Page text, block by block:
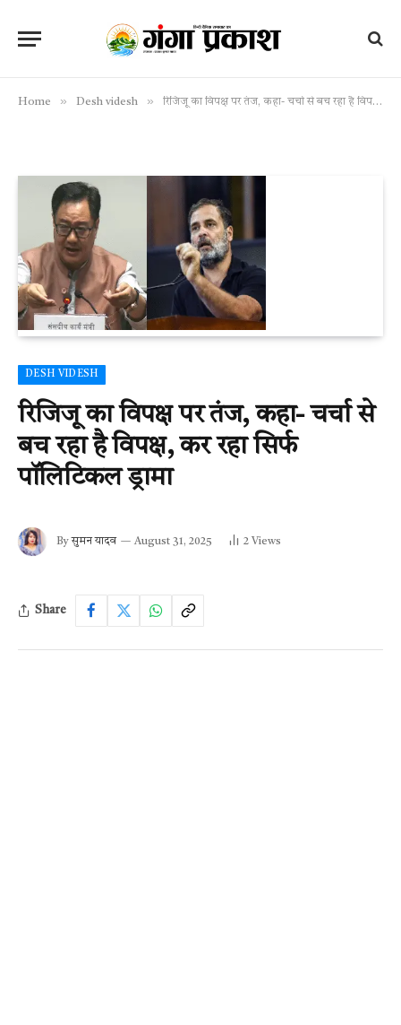
Home » Desh videsh » रिजिजू का विपक्ष पर तंज, कहा- चर्चा से बच रहा है विपक्ष, कर रहा सिर्फ पॉलिटिकल ड्रामा
DESH VIDESH
रिजिजू का विपक्ष पर तंज, कहा- चर्चा से
बच रहा है विपक्ष, कर रहा सिर्फ
पॉलिटिकल ड्रामा
By सुमन यादव August 31, 2025 2 Views
Share